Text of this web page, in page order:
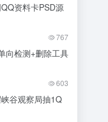
资料卡PSD源
767
向检测+删除工具
603
谷观察局抽1Q